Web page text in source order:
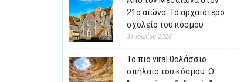
21ο αιώνα: Το αρχαιότερο
σχολείο του κόσμου
31 Ιουλίου 2026
Το πιο viral θαλάσσιο
σπήλαιο του κόσμου: Ο